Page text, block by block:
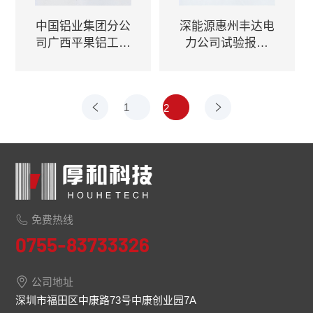
中国铝业集团分公
司广西平果铝工业
深能源惠州丰达电
力公司试验报告
上一 1 2 下一
免费热线
0755-83733326
公司地址
深圳市福田区中康路73号中康创业园7A